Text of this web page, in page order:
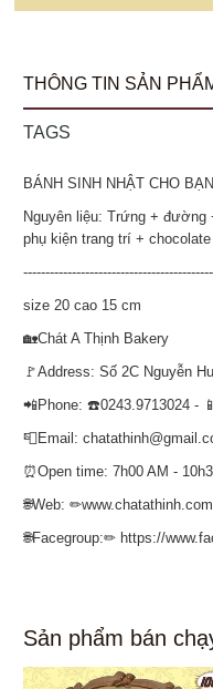
THÔNG TIN SẢN
TAGS
BÁNH SINH NHẬT CHO
Nguyên liệu: Trứng +
phụ kiện trang trí + chocolate
size 20 cao 15 cm
🏡Chát A Thịnh Bakery
🚩Address: Số 2C Nguyễn
📲Phone: ☎️0243.9713024 -
📮Email:
⏰Open time: 7h00 AM -
🌐Web:
🌐Facegroup:✏ https://
Sản phẩm bán